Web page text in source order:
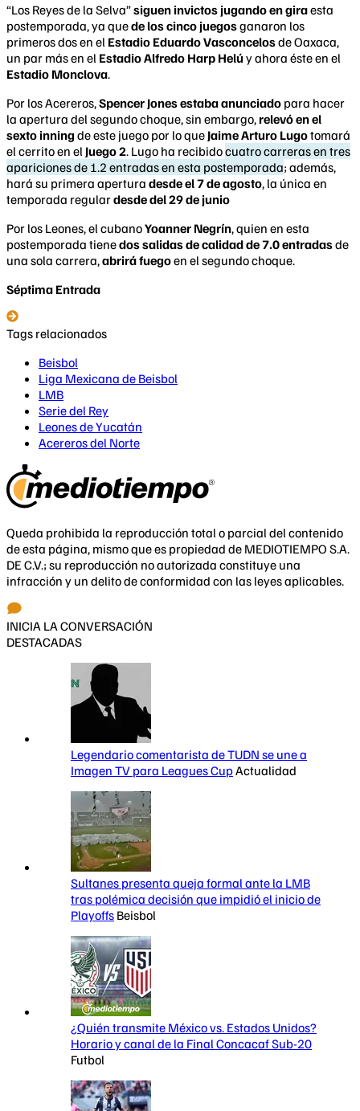
“Los Reyes de la Selva”siguen invictos jugando en giraesta
postemporada, ya quede los cinco juegosganaron los
primeros dos en el Estadio Eduardo Vasconcelosde Oaxaca,
un par más en el Estadio Alfredo Harp Helú y ahora éste en el
Estadio Monclova.
Por los Acereros,Spencer Jones estaba anunciado para hacer
la apertura del segundo choque, sin embargo, relevó en el
sexto inning de este juego por lo que Jaime Arturo Lugotomará
el cerrito en el Juego 2. Lugo ha recibidocuatro carreras en tres
apariciones de 1.2 entradas en esta postemporada; además,
hará su primera apertura desde el 7 de agosto, la única en
temporada regulardesde del 29 de junio
Por los Leones, el cubanoYoanner Negrín, quien en esta
postemporada tienedos salidas de calidad de 7.0 entradasde
una sola carrera,abrirá fuegoen el segundo choque.
Séptima Entrada
Tags relacionados
Beisbol
Liga Mexicana de Beisbol
LMB
Serie del Rey
Leones de Yucatán
Acereros del Norte
Queda prohibida la reproducción total o parcial del contenido
de esta página, mismo que es propiedad de MEDIOTIEMPO S.A.
DE C.V.; su reproducción no autorizada constituye una
infracción y un delito de conformidad con las leyes aplicables.
INICIA LA CONVERSACIÓN
DESTACADAS
Legendario comentarista de TUDN se une a
Imagen TV para Leagues CupActualidad
Sultanes presenta queja formal ante la LMB
tras polémica decisión que impidió el inicio de
Playoffs Beisbol
¿Quién transmite México vs. Estados Unidos?
Horario y canal de la Final Concacaf Sub-20
Futbol